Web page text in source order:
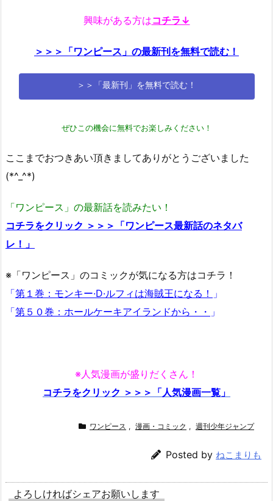
興味がある方はコチラ↓
＞＞＞「ワンピース」の最新刊を無料で読む！
＞＞「最新刊」を無料で読む！
ぜひこの機会に無料でお楽しみください！
ここまでおつきあい頂きましてありがとうございました
(*^_^*)
「ワンピース」の最新話を読みたい！
コチラをクリック ＞＞＞「ワンピース最新話のネタバ
レ！」
※「ワンピース」のコミックが気になる方はコチラ！
「第１巻：モンキー·D·ルフィは海賊王になる！ 」
「第５０巻：ホールケーキアイランドから・・ 」
※人気漫画が盛りだくさん！
コチラをクリック ＞＞＞「人気漫画一覧」
ワンピース , 漫画・コミック , 週刊少年ジャンプ
Posted by ねこまりも
よろしければシェアお願いします